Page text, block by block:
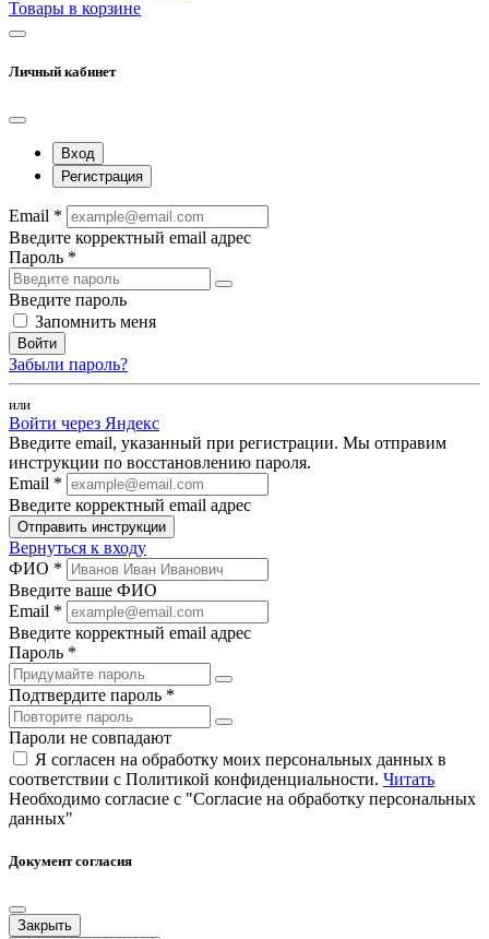
Товары в корзине
Личный кабинет
Вход
Регистрация
Email *
Введите корректный email адрес
Пароль *
Введите пароль
Запомнить меня
Войти
Забыли пароль?
или
Войти через Яндекс
Введите email, указанный при регистрации. Мы отправим
инструкции по восстановлению пароля.
Email *
Введите корректный email адрес
Отправить инструкции
Вернуться к входу
ФИО *
Введите ваше ФИО
Email *
Введите корректный email адрес
Пароль *
Подтвердите пароль *
Пароли не совпадают
Я согласен на обработку моих персональных данных в
соответствии с Политикой конфиденциальности. Читать
Необходимо согласие с "Согласие на обработку персональных
данных"
Документ согласия
Закрыть